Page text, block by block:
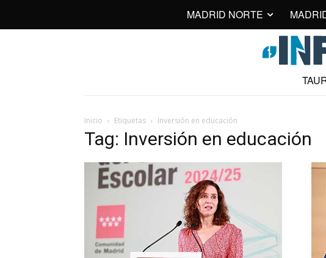
MADRID NORTE
Inicio Etiquetas Inversión en educación
Tag: Inversión en educación